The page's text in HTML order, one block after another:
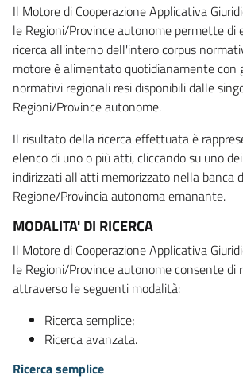
Il Motore di Cooperazione Applicativa
le Regioni/Province autonome permette di
ricerca all'interno dell'intero corpus
motore è alimentato quotidianamente con
normativi regionali resi disponibili dalle
Regioni/Province autonome.
Il risultato della ricerca effettuata è
elenco di uno o più atti, cliccando su uno
indirizzati all'atti memorizzato nella banca
Regione/Provincia autonoma emanante.
MODALITA' DI RICERCA
Il Motore di Cooperazione Applicativa
le Regioni/Province autonome consente di
attraverso le seguenti modalità:
Ricerca semplice;
Ricerca avanzata.
Ricerca semplice